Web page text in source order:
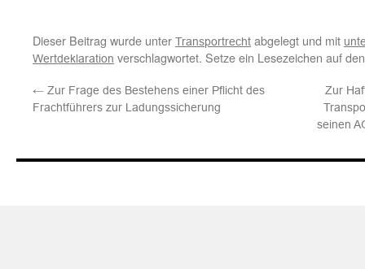
Dieser Beitrag wurde unter Transportrecht abgelegt und mit
Wertdeklaration verschlagwortet. Setze ein Lesezeichen auf
← Zur Frage des Bestehens einer Pflicht des
Frachtführers zur Ladungssicherung
Zur
seinen